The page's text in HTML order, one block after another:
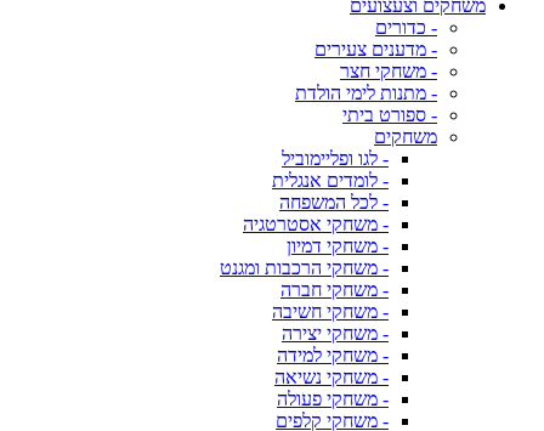
משחקים וצעצועים
- כדורים
- מדענים צעירים
- משחקי חצר
- מתנות לימי הולדת
- ספורט ביתי
משחקים
- לגו ופליימוביל
- לומדים אנגלית
- לכל המשפחה
- משחקי אסטרטגיה
- משחקי דמיון
- משחקי הרכבות ומגנט
- משחקי חברה
- משחקי חשיבה
- משחקי יצירה
- משחקי למידה
- משחקי נשיאה
- משחקי פעולה
- משחקי קלפים